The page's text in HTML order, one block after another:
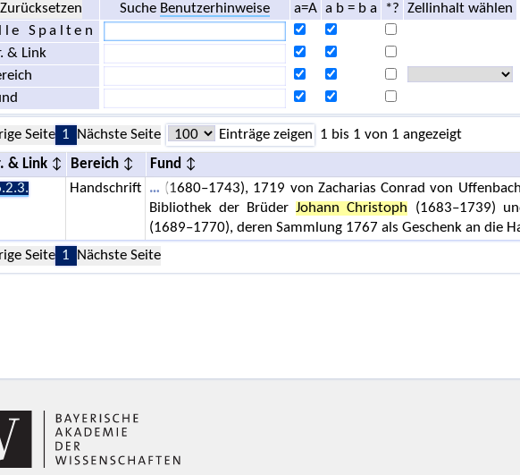
Zurücksetzen Suche Benutzerhinweise a=A a b = b a *?
Zellinhalt wählen
Spalten
& Link
Seite 1 Nächste Seite Einträge zeigen 1 bis 1 von 1 angezeigt
& Link Bereich
Fund
Handschrift
(1680–1743), 1719 von Zacharias Conrad von
Bibliothek der BrüderJohann Christoph (1683–1739)
(1689–1770), deren Sammlung 1767 als Geschenk an die
Seite 1 Nächste Seite